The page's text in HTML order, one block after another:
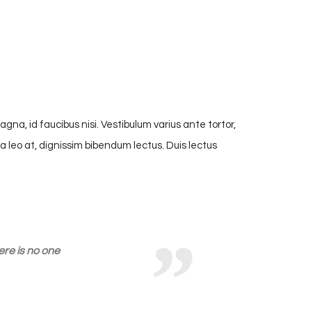
id faucibus nisi. Vestibulum varius ante tortor,
leo at, dignissim bibendum lectus. Duis lectus
is no one